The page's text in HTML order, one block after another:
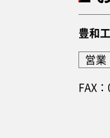
豊和
営業
FAX